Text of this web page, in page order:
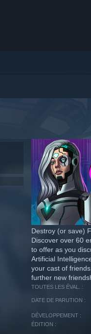
Destroy (or save)
Discover over 60
to offer as you
Artificial
your cast of
further new
TOUTES LES ÉVAL. :
DATE DE PARUTION :
DÉVELOPPEMENT :
ÉDITION :